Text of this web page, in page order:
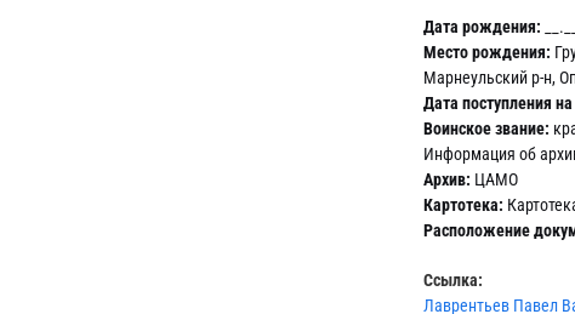
Дата рождения:
Место рождения:
Марнеульский р-н,
Дата поступления
Воинское звание:
Информация об
Архив: ЦАМО
Картотека:
Расположение
Ссылка:
Лаврентьев Павел